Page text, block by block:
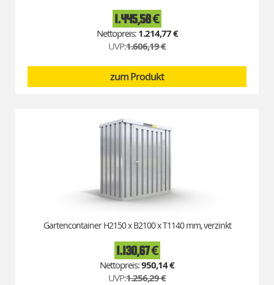
Special
Price
1.445,58 €
1.214,77 €
UVP:1.606,19 €
zum Produkt
Gartencontainer H2150 x B2100 x T1140 mm, verzinkt
Special
Price
1.130,67 €
950,14 €
UVP:1.256,29 €